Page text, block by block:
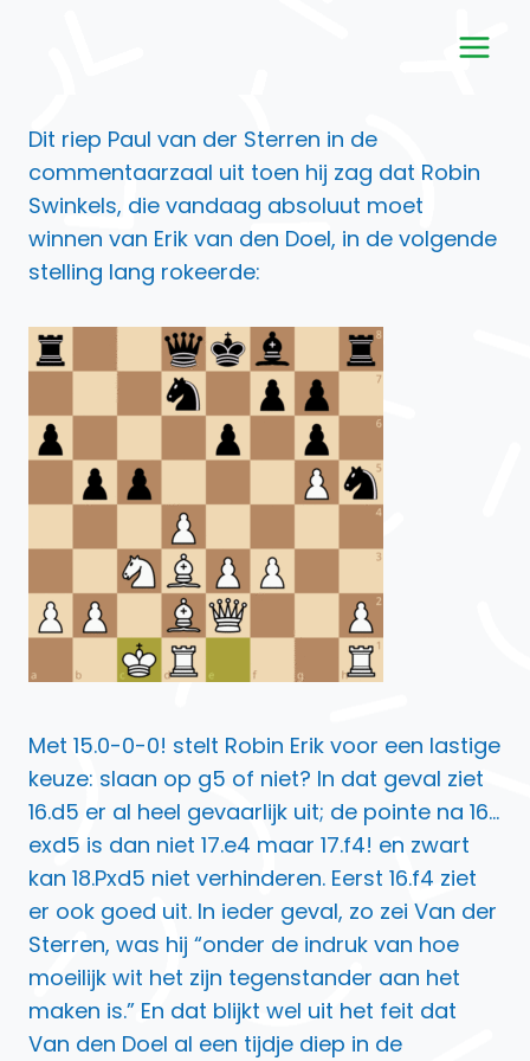
Dit riep Paul van der Sterren in de
commentaarzaal uit toen hij zag dat Robin
Swinkels, die vandaag absoluut moet
winnen van Erik van den Doel, in de volgende
stelling lang rokeerde:
Met 15.0-0-0! stelt Robin Erik voor een lastige
keuze: slaan op g5 of niet? In dat geval ziet
16.d5 er al heel gevaarlijk uit; de pointe na 16…
exd5 is dan niet 17.e4 maar 17.f4! en zwart
kan 18.Pxd5 niet verhinderen. Eerst 16.f4 ziet
er ook goed uit. In ieder geval, zo zei Van der
Sterren, was hij “onder de indruk van hoe
moeilijk wit het zijn tegenstander aan het
maken is.” En dat blijkt wel uit het feit dat
Van den Doel al een tijdje diep in de